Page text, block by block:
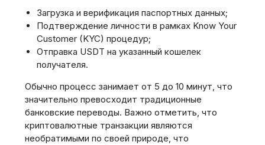
Загрузка и верификация паспортных данных;
Подтверждение личности в рамках Know Your
Customer (KYC) процедур;
Отправка USDT на указанный кошелек
получателя.
Обычно процесс занимает от 5 до 10 минут, что
значительно превосходит традиционные
банковские переводы. Важно отметить, что
криптовалютные транзакции являются
необратимыми по своей природе, что